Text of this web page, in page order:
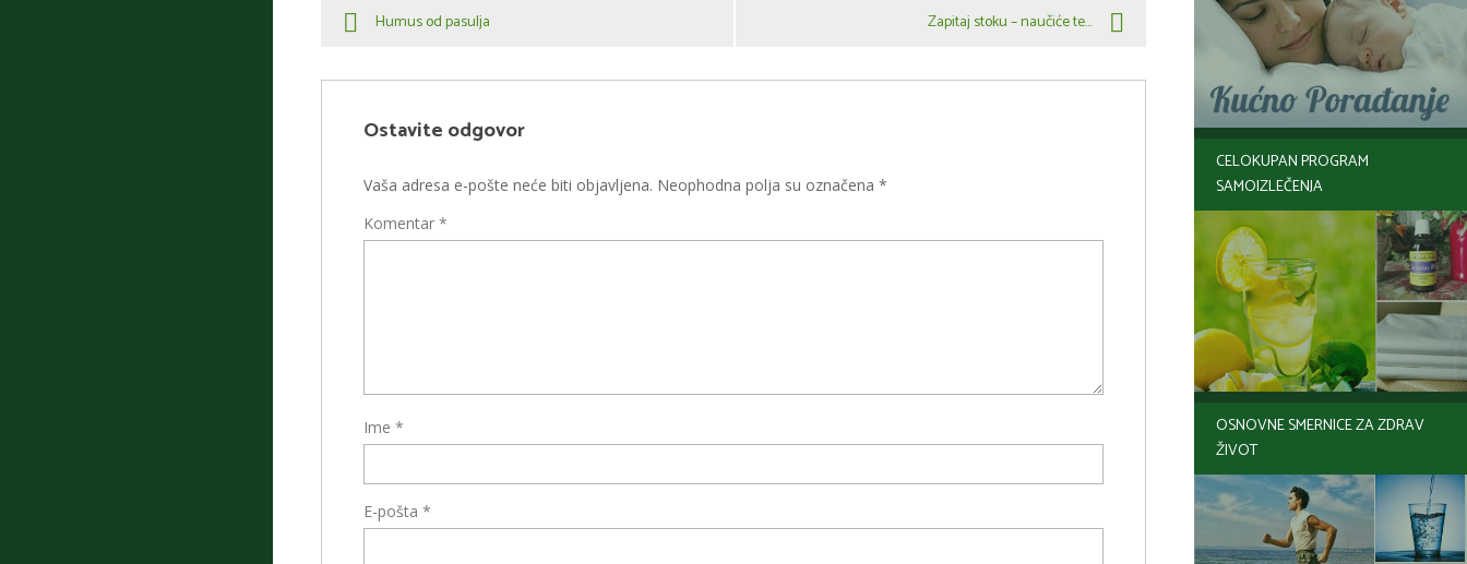
CELOKUPAN PROGRAM
SAMOIZLEČENJA
OSNOVNE SMERNICE ZA ZDRAV
ŽIVOT
Humus od pasulja Zapitaj stoku – naučiće te…
Ostavite odgovor
Vaša adresa e-pošte neće biti objavljena. Neophodna polja su označena *
Komentar *
Ime *
E-pošta *